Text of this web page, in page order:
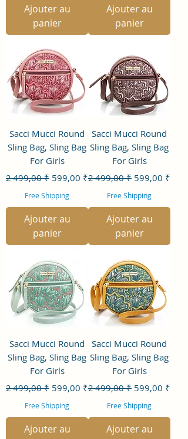
Ajouter au
panier
Ajouter au
panier
Sacci Mucci Round
Sling Bag, Sling Bag
For Girls
Prix original
2 499,00 ₹ Prix promotionnel
599,00 ₹
Free Shipping
Ajouter au
panier
Sacci Mucci Round
Sling Bag, Sling Bag
For Girls
Prix original
2 499,00 ₹ Prix
599,00 ₹
Free Shipping
Ajouter au
panier
Sacci Mucci Round
Sling Bag, Sling Bag
For Girls
Prix original
2 499,00 ₹ Prix promotionnel
599,00 ₹
Free Shipping
Ajouter au
Sacci Mucci Round
Sling Bag, Sling Bag
For Girls
Prix original
2 499,00 ₹ Prix
599,00 ₹
Free Shipping
Ajouter au